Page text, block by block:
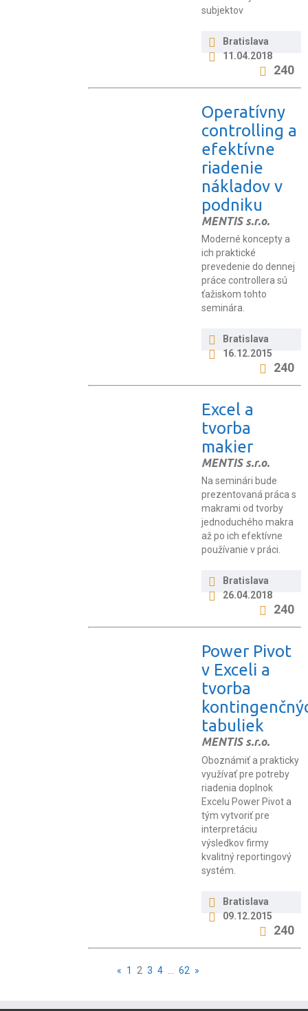
subjektov
Bratislava
11.04.2018
240
Operatívny
controlling a
efektívne
riadenie
nákladov v
podniku
MENTIS s.r.o.
Moderné koncepty a
ich praktické
prevedenie do dennej
práce controllera sú
ťažiskom tohto
seminára.
Bratislava
16.12.2015
240
Excel a
tvorba
makier
MENTIS s.r.o.
Na seminári bude
prezentovaná práca s
makrami od tvorby
jednoduchého makra
až po ich efektívne
používanie v práci.
Bratislava
26.04.2018
240
Power Pivot
v Exceli a
tvorba
tabuliek
MENTIS s.r.o.
Oboznámiť a prakticky
využívať pre potreby
riadenia doplnok
Excelu Power Pivot a
tým vytvoriť pre
interpretáciu
výsledkov firmy
kvalitný reportingový
systém.
Bratislava
09.12.2015
240
« 1 2 3 4 62 »